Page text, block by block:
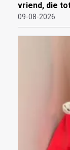
vriend, die
09-08-2026